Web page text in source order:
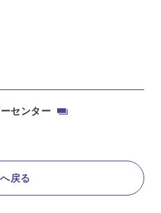
センター
戻る